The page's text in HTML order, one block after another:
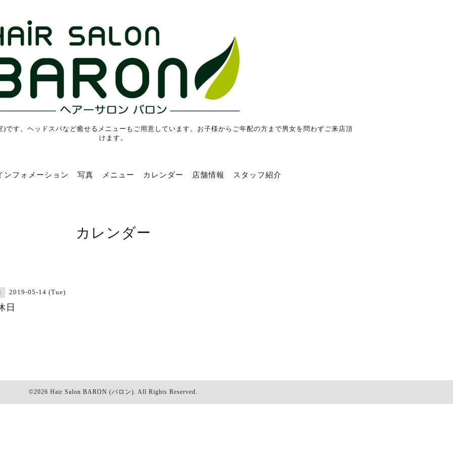
です。ヘッドスパなど癒せるメニューもご用意しています。お子様からご年配の方まで男女を問わずご来店頂
けます。
ンフォメーション 写真 メニュー カレンダー 店舗情報 スタッフ紹介
カレンダー
2019-05-14 (Tue)
日
©2026 Hair Salon BARON (バロン). All Rights Reserved.